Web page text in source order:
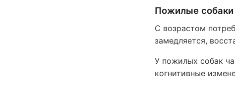
Пожилые собаки
С возрастом
замедляется,
У пожилых собак
когнитивные